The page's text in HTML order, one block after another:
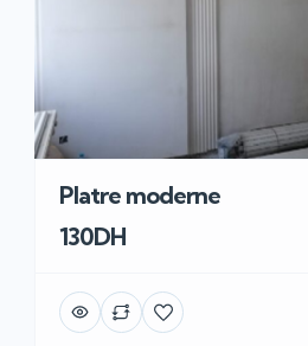
Platre moderne
130DH